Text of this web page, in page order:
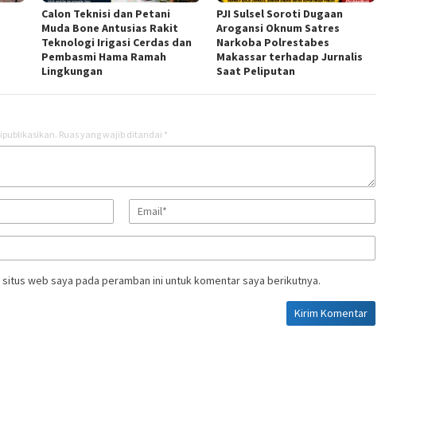
Calon Teknisi dan Petani
Muda Bone Antusias Rakit
Teknologi Irigasi Cerdas dan
Pembasmi Hama Ramah
Lingkungan
PJI Sulsel Soroti Dugaan
Arogansi Oknum Satres
Narkoba Polrestabes
Makassar terhadap Jurnalis
Saat Peliputan
Ruas yang wajib ditandai *
situs web saya pada peramban ini untuk komentar saya berikutnya.